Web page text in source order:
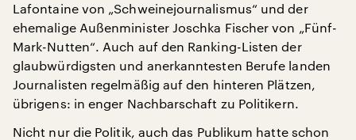
Lafontaine von „Schweinejournalismus“ und der
ehemalige Außenminister Joschka Fischer von „Fünf-
Mark-Nutten“. Auch auf den Ranking-Listen der
glaubwürdigsten und anerkanntesten Berufe landen
Journalisten regelmäßig auf den hinteren Plätzen,
übrigens: in enger Nachbarschaft zu Politikern.
Nicht nur die Politik, auch das Publikum hatte schon